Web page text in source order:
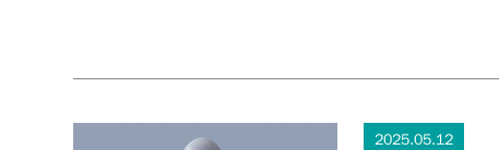
2025.05.12